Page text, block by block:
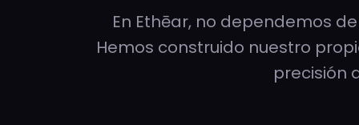
En Ethēar, no dependemos
Hemos construido nuestro
precisión